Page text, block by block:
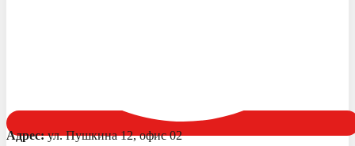
Адрес:ул. Пушкина 12, офис 02